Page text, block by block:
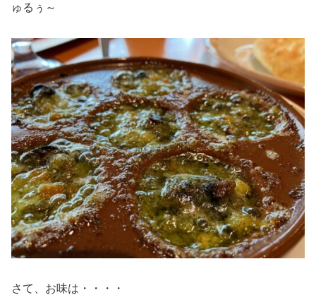
ゅるぅ～
さて、お味は・・・・